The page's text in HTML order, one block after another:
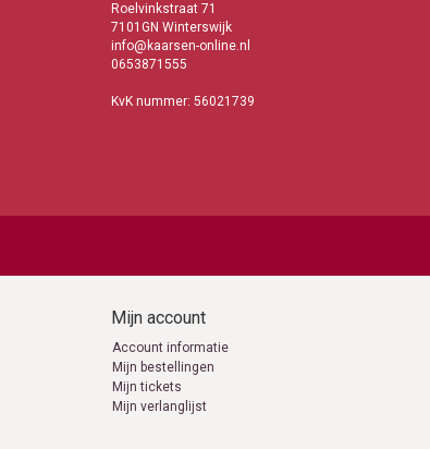
Roelvinkstraat 71
7101GN Winterswijk
info@kaarsen-online.nl
0653871555
KvK nummer: 56021739
Mijn account
Account informatie
Mijn bestellingen
Mijn tickets
Mijn verlanglijst